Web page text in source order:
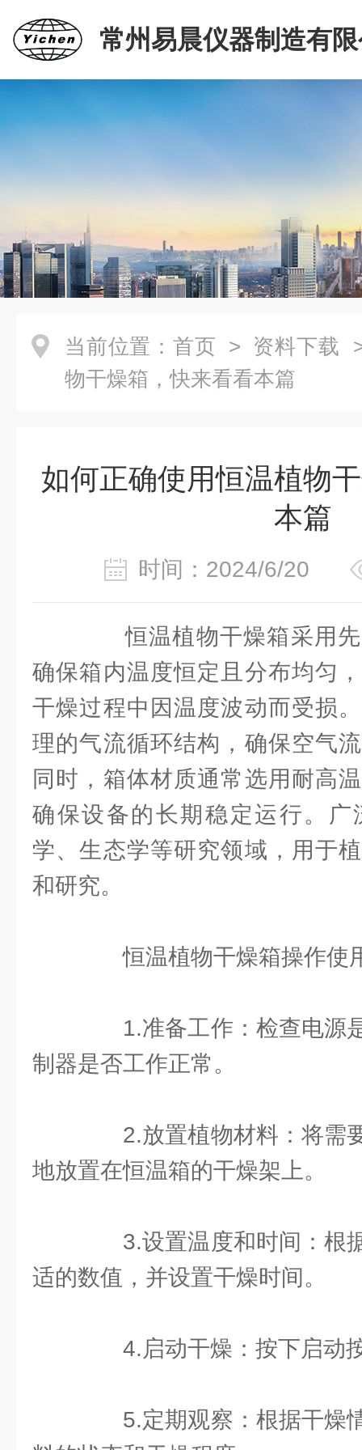
常州易晨仪器制造有
当前位置： 首页 > 资料下载
物干燥箱，快来看看本篇
如何正确使用恒温植物
本篇
时间：2024/6/20
恒温植物干燥箱采用先
确保箱内温度恒定且分布均匀
干燥过程中因温度波动而受损
理的气流循环结构，确保空气
同时，箱体材质通常选用耐高
确保设备的长期稳定运行。广
学、生态学等研究领域，用于
和研究。
恒温植物干燥箱操作使
1.准备工作：检查电源
制器是否工作正常。
2.放置植物材料：将需
地放置在恒温箱的干燥架上。
3.设置温度和时间：根
适的数值，并设置干燥时间。
4.启动干燥：按下启动
5.定期观察：根据干燥